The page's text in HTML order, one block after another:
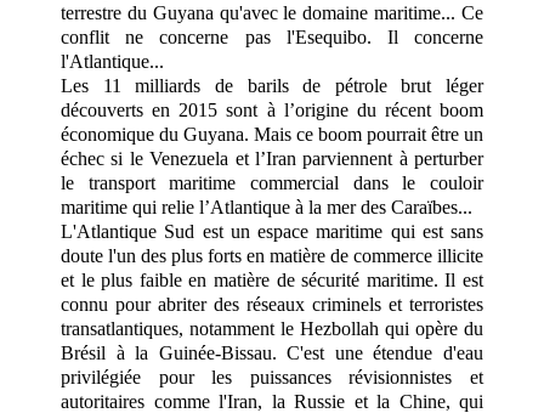
terrestre du Guyana qu'avec le domaine maritime... Ce
conflit ne concerne pas l'Esequibo. Il concerne
l'Atlantique...
Les 11 milliards de barils de pétrole brut léger
découverts en 2015 sont à l’origine du récent boom
économique du Guyana. Mais ce boom pourrait être un
échec si le Venezuela et l’Iran parviennent à perturber
le transport maritime commercial dans le couloir
maritime qui relie l’Atlantique à la mer des Caraïbes...
L'Atlantique Sud est un espace maritime qui est sans
doute l'un des plus forts en matière de commerce illicite
et le plus faible en matière de sécurité maritime. Il est
connu pour abriter des réseaux criminels et terroristes
transatlantiques, notamment le Hezbollah qui opère du
Brésil à la Guinée-Bissau. C'est une étendue d'eau
privilégiée pour les puissances révisionnistes et
autoritaires comme l'Iran, la Russie et la Chine, qui